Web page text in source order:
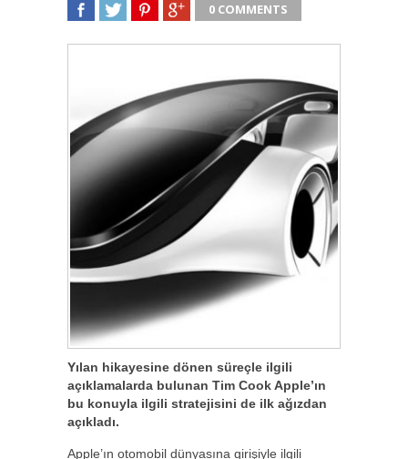
0 COMMENTS
Yılan hikayesine dönen süreçle ilgili
açıklamalarda bulunan Tim Cook Apple’ın
bu konuyla ilgili stratejisini de ilk ağızdan
açıkladı.
Apple’ın otomobil dünyasına girişiyle ilgili